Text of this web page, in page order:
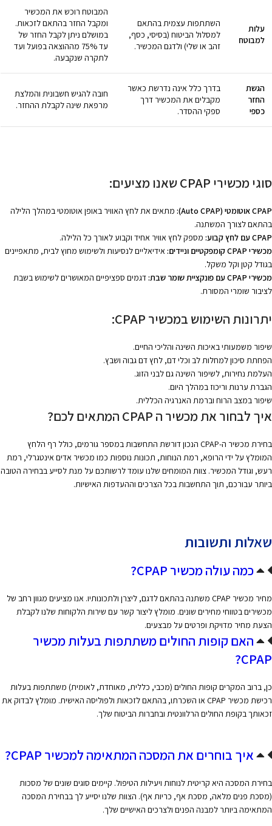
עלות
למבוטח
השתתפות עצמית בהתאם
למסלול הביטוח (בסיסי, כסף,
זהב או שלי) ולדגם המכשיר.
המבוטח רוכש את המכשיר
ומקבל החזר בהתאם לזכאות.
במושלם ניתן לקבל החזר של
עד 75% מההוצאה בפועל ועד
לתקרה שנקבעה.
הגשת
החזר
כספי
בדרך כלל אינה נדרשת כאשר
מקבלים את המכשיר דרך
ספקי ההסדר.
חובה להגיש חשבונית והמלצת
מרפאת שינה לקבלת ההחזר.
סוגי מכשירי CPAP שאנו מציעים:
CPAP אוטומטי (Auto CPAP):
מתאים את לחץ האוויר באופן אוטומטי במהלך הלילה
בהתאם לצורך המשתנה.
CPAP עם לחץ קבוע:
מספק לחץ אוויר אחיד וקבוע לאורך כל הלילה.
מכשירי CPAP קומפקטיים וניידים:
אידיאליים לנסיעות ולשימוש מחוץ לבית, מתאפיינים
בגודל קטן וקל משקל.
מכשירי CPAP עם פונקציית שומר שבת:
דגמים ספציפיים המאושרים לשימוש בשבת
לציבור שומרי המסורת.
יתרונות השימוש במכשיר CPAP:
שיפור משמעותי באיכות השינה והליכי החיים.
הפחתת סיכון למחלות לב וכלי דם, לחץ דם גבוה ושבץ.
העלמת נחירות, לשיפור השינה גם לבני הזוג.
הגברת ערנות וריכוז במהלך היום.
שיפור במצב הרוח וברמת האנרגיה הכללית.
איך לבחור את מכשיר ה CPAP המתאים לכם?
בחירת מכשיר ה-CPAP הנכון דורשת התחשבות במספר גורמים, כולל רף הלחץ
המומלץ על ידי הרופא, רמת הנוחות, תכונות נוספות כמו מכשיר אדים אינטגרלי, רמת
רעש, וגודל המכשיר. צוות המומחים שלנו עומד לרשותכם על מנת לסייע בבחירה הטובה
ביותר עבורכם, תוך התחשבות בכל הצרכים וההעדפות האישיות.
שאלות ותשובות
כמה עולה מכשיר CPAP?
מחיר מכשיר CPAP משתנה בהתאם לדגם, ליצרן ולתכונותיו. אנו מציעים מגוון רחב של
מכשירים בטווחי מחירים שונים. מומלץ ליצור קשר עם שירות הלקוחות שלנו לקבלת
הצעת מחיר מדויקת ופרטים על מבצעים.
האם קופות החולים משתתפות בעלות מכשיר
CPAP?
כן, ברוב המקרים קופות החולים (מכבי, כללית, מאוחדת, לאומית) משתתפות בעלות
רכישת מכשיר CPAP או השכרתו, בהתאם לזכאות ולפוליסה האישית. מומלץ לבדוק את
זכאותך בקופת החולים הרלוונטית ובחברות הביטוח שלך.
איך בוחרים את המסכה המתאימה למכשיר CPAP?
בחירת המסכה היא קריטית לנוחות ויעילות הטיפול. קיימים סוגים שונים של מסכות
(מסכת פנים מלאה, מסכת אף, כריות אף). הצוות שלנו יסייע לך בבחירת המסכה
המתאימה ביותר למבנה הפנים ולצרכים האישיים שלך.